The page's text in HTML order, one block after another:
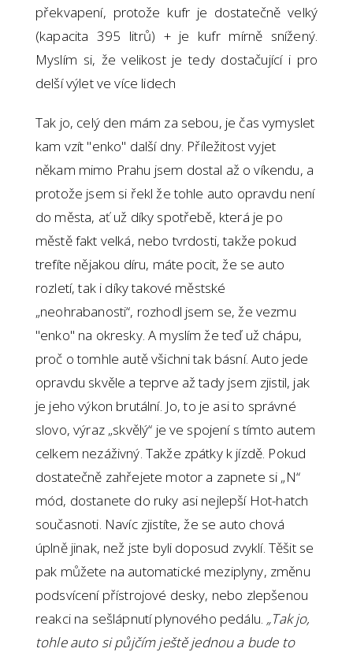
překvapení, protože kufr je dostatečně velký
(kapacita 395 litrů) + je kufr mírně snížený.
Myslím si, že velikost je tedy dostačující i pro
delší výlet ve více lidech
Tak jo, celý den mám za sebou, je čas vymyslet
kam vzít "enko" další dny. Příležitost vyjet
někam mimo Prahu jsem dostal až o víkendu, a
protože jsem si řekl že tohle auto opravdu není
do města, ať už díky spotřebě, která je po
městě fakt velká, nebo tvrdosti, takže pokud
trefíte nějakou díru, máte pocit, že se auto
rozletí, tak i díky takové městské
„neohrabanosti“, rozhodl jsem se, že vezmu
"enko" na okresky. A myslím že teď už chápu,
proč o tomhle autě všichni tak básní. Auto jede
opravdu skvěle a teprve až tady jsem zjistil, jak
je jeho výkon brutální. Jo, to je asi to správné
slovo, výraz „skvělý“ je ve spojení s tímto autem
celkem nezáživný. Takže zpátky k jízdě. Pokud
dostatečně zahřejete motor a zapnete si „N“
mód, dostanete do ruky asi nejlepší Hot-hatch
současnoti. Navíc zjistíte, že se auto chová
úplně jinak, než jste byli doposud zvyklí. Těšit se
pak můžete na automatické meziplyny, změnu
podsvícení přístrojové desky, nebo zlepšenou
reakci na sešlápnutí plynového pedálu. „Tak jo,
tohle auto si půjčím ještě jednou a bude to